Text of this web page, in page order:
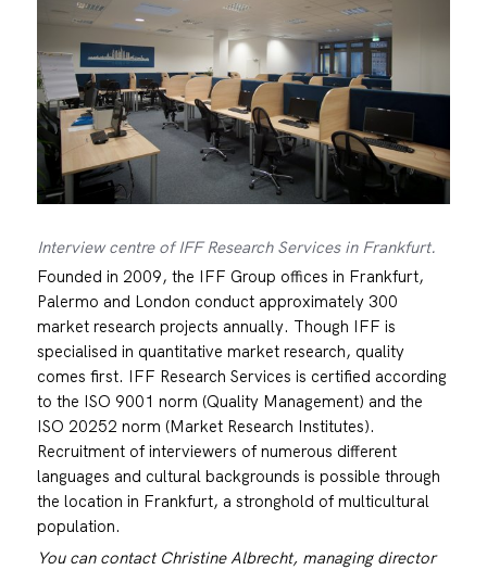
Interview centre of IFF Research Services in Frankfurt.
Founded in 2009, the IFF Group offices in Frankfurt,
Palermo and London conduct approximately 300
market research projects annually. Though IFF is
specialised in quantitative market research, quality
comes first. IFF Research Services is certified according
to the ISO 9001 norm (Quality Management) and the
ISO 20252 norm (Market Research Institutes).
Recruitment of interviewers of numerous different
languages and cultural backgrounds is possible through
the location in Frankfurt, a stronghold of multicultural
population.
You can contact Christine Albrecht, managing director